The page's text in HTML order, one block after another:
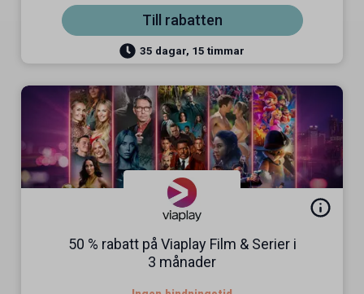
Till rabatten
35 dagar, 15 timmar
50 % rabatt på Viaplay Film & Serier i
3 månader